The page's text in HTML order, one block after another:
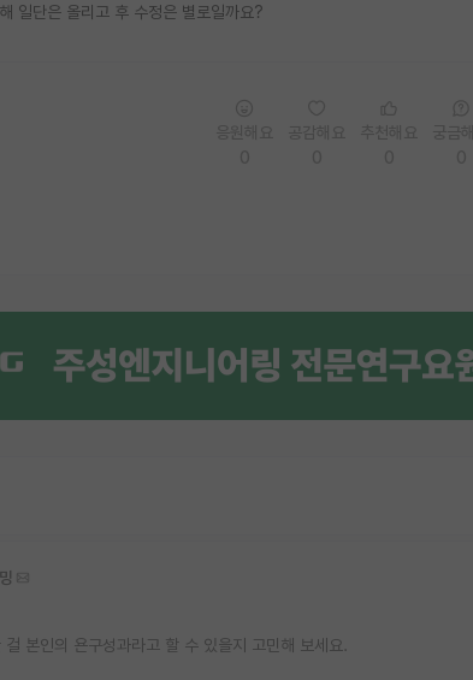
일단은 올리고 후 수정은 별로일까요?
본인의 욘구성과라고 할 수 있을지 고민해 보세요.